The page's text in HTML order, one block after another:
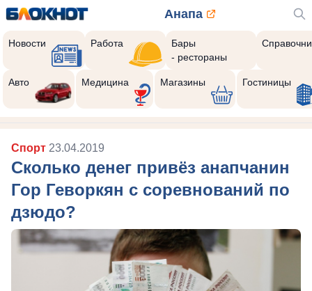
Анапа
Новости Работа
Бары
- рестораны
Авто Медицина Магазины Гостиницы
Спорт 23.04.2019
Сколько денег привёз анапчанин
Гор Геворкян с соревнований по
дзюдо?